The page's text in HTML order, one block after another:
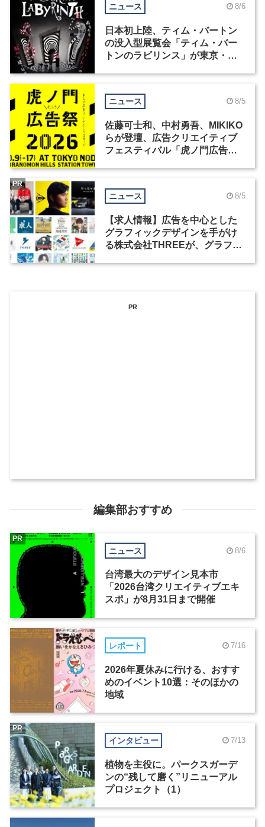
ニュース 8/6
日本初上陸、ティム・バートン
の没入型展覧会「ティム・バー
トンのラビリンス」が東京・豊
ニュース 8/5
佐藤可士和、中村勇吾、MIKIKO
らが登壇、広告クリエイティブ
フェスティバル「虎ノ門広告
ニュース 8/5
【求人情報】広告を中心とした
グラフィックデザインを手がけ
る株式会社THREEが、グラフィ
PR
PR
編集部おすすめ
ニュース 8/6
台湾最大のデザイン見本市
「2026台湾クリエイティブエキ
スポ」が8月31日まで開催
PR
レポート 7/16
2026年夏休みに行ける、おすす
めのイベント10選：そのほかの
地域
インタビュー 7/13
植物を主役に。パークスガーデ
ンの“残して磨く”リニューアル
プロジェクト（1）
PR